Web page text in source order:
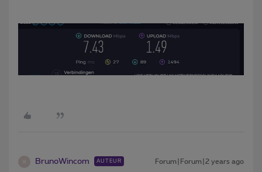
BrunoWincom AUTEUR Forum|Forum|2 years ago